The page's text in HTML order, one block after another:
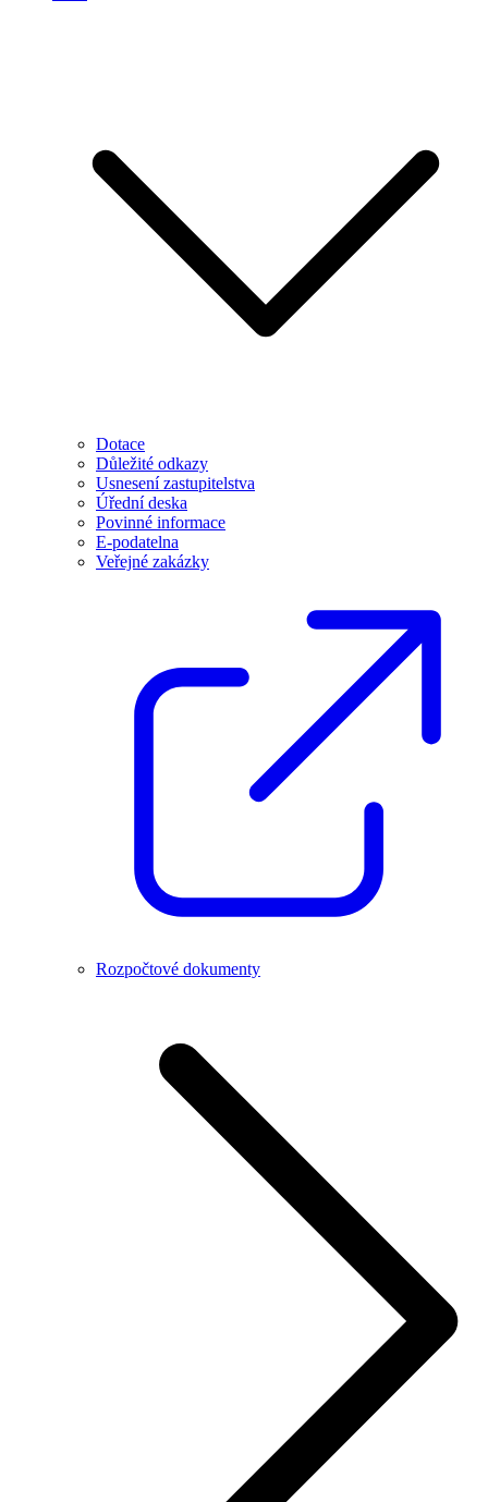
Dotace
Důležité odkazy
Usnesení zastupitelstva
Úřední deska
Povinné informace
E-podatelna
Veřejné zakázky
Rozpočtové dokumenty